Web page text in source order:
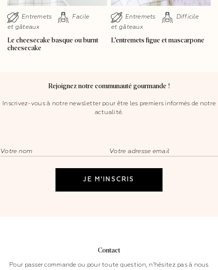
Entremets
et gâteaux
Facile
Le cheesecake basque ou burnt
cheesecake
Entremets
et gâteaux
Difficile
L’entremets figue et mascarpone
Rejoignez notre communauté gourmande !
Inscrivez-vous à notre newsletter pour être les premiers informés de notre
actualité.
Contact
Pour passer commande ou pour toute question, n’hésitez pas à nous